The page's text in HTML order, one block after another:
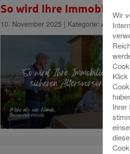
So wird Ihre Immobilie
10. November 2025 | Kategorie:
Wir
Klick
Ihrer